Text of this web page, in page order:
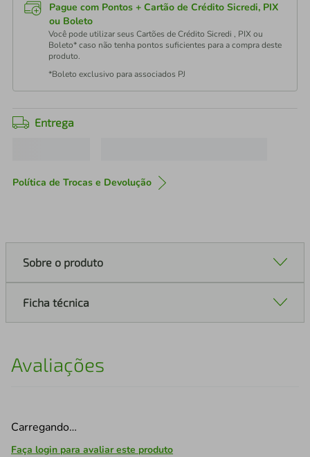
Pague com Pontos + Cartão de Crédito Sicredi, PIX
ou Boleto
Você pode utilizar seus Cartões de Crédito Sicredi , PIX ou
Boleto* caso não tenha pontos suficientes para a compra deste
produto.
*Boleto exclusivo para associados PJ
Entrega
Política de Trocas e Devolução
Sobre o produto
Ficha técnica
Avaliações
Carregando…
Faça login para avaliar este produto